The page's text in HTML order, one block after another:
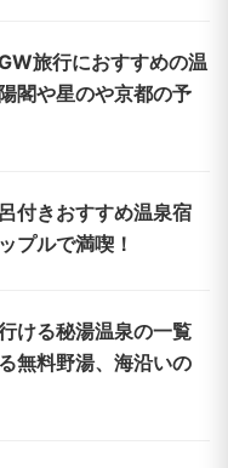
旅行におすすめの温
閣や星のや京都の予
付きおすすめ温泉宿
プルで満喫！
ける秘湯温泉の一覧
無料野湯、海沿いの